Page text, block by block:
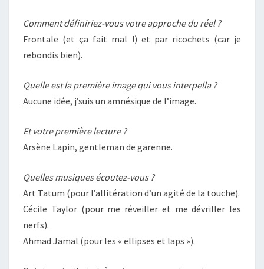
Comment définiriez-vous votre approche du réel ?
Frontale (et ça fait mal !) et par ricochets (car je
rebondis bien).
Quelle est la première image qui vous interpella ?
Aucune idée, j’suis un amnésique de l’image.
Et votre première lecture ?
Arsène Lapin, gentleman de garenne.
Quelles musiques écoutez-vous ?
Art Tatum (pour l’allitération d’un agité de la touche).
Cécile Taylor (pour me réveiller et me dévriller les
nerfs).
Ahmad Jamal (pour les « ellipses et laps »).